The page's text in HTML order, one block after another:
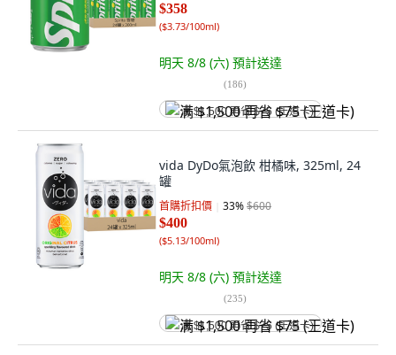
$358
($3.73/100ml)
明天 8/8 (六) 預計送達
(186)
满 $1,500 再省 $75 (王道卡)
vida DyDo氣泡飲 柑橘味, 325ml, 24
罐
首購折扣價 33%$600
$400
($5.13/100ml)
明天 8/8 (六) 預計送達
(235)
满 $1,500 再省 $75 (王道卡)